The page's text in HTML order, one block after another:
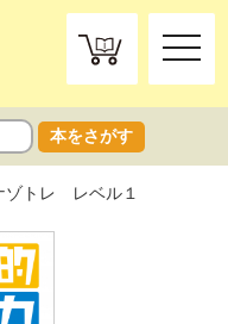
toggle
本をさがす
ゾトレ レベル１